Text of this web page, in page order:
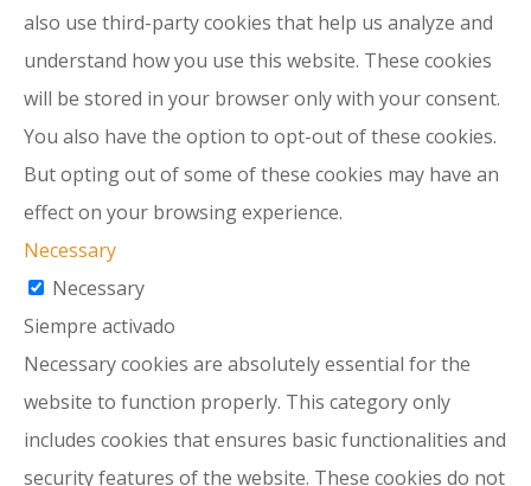
also use third-party cookies that help us analyze and
understand how you use this website. These cookies
will be stored in your browser only with your consent.
You also have the option to opt-out of these cookies.
But opting out of some of these cookies may have an
effect on your browsing experience.
Necessary
Necessary
Siempre activado
Necessary cookies are absolutely essential for the
website to function properly. This category only
includes cookies that ensures basic functionalities and
security features of the website. These cookies do not